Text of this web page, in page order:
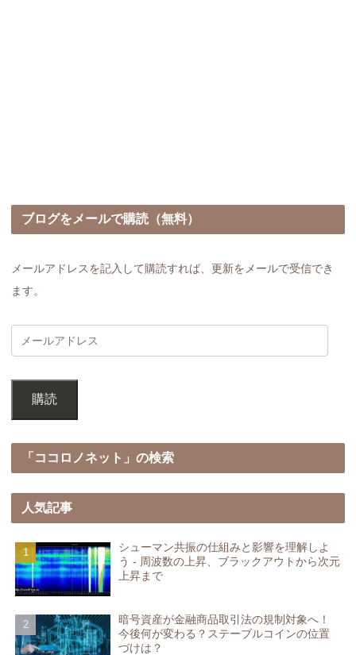
ブログをメールで購読（無料）
メールアドレスを記入して購読すれば、更新をメールで受信でき
ます。
購読
「ココロノネット」の検索
人気記事
シューマン共振の仕組みと影響を理解しよ
う - 周波数の上昇、ブラックアウトから次元
上昇まで
暗号資産が金融商品取引法の規制対象へ！
今後何が変わる？ステーブルコインの位置
づけは？